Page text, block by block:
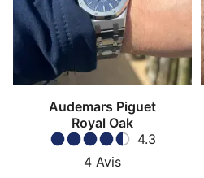
Audemars Piguet
Royal Oak
4.3
4 Avis